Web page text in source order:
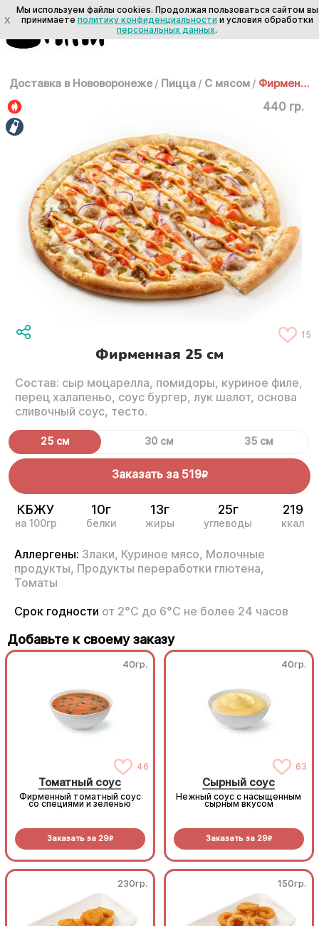
Доставка в Нововоронеже / Пицца / С мясом / Фирменная 25 см
440 гр.
15
Фирменная 25 см
Состав: сыр моцарелла, помидоры, куриное филе,
перец халапеньо, соус бургер, лук шалот, основа
сливочный соус, тесто.
25 см 30 см 35 см
Заказать за 519R
КБЖУ
на 100гр
10г
белки
13г
жиры
25г
углеводы
219
ккал
Аллергены: Злаки, Куриное мясо, Молочные
продукты, Продукты переработки глютена,
Томаты
Срок годности от 2°С до 6°С не более 24 часов
Добавьте к своему заказу
40гр.
46
Томатный соус
Фирменный томатный соус
со специями и зеленью
Заказать за 29R
40гр.
63
Сырный соус
Нежный соус с насыщенным
сырным вкусом
Заказать за 29R
230гр. 150гр.
X
Мы используем файлы cookies. Продолжая пользоваться сайтом вы
принимаете политику конфиденциальности и условия обработки
персональных данных.